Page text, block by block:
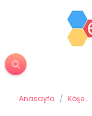
Anasayfa / Köşe